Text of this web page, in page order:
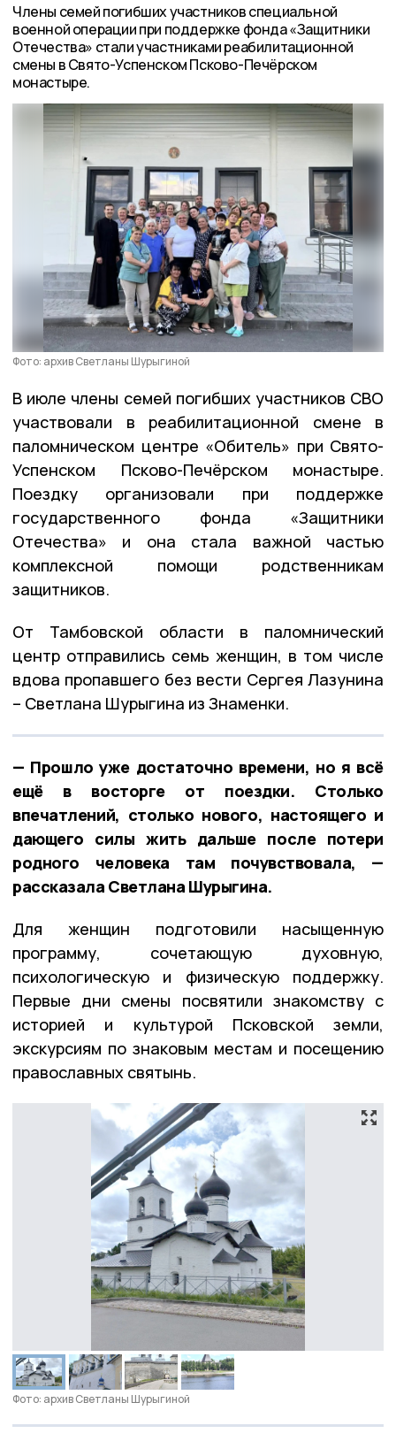
Члены семей погибших участников специальной
военной операции при поддержке фонда «Защитники
Отечества» стали участниками реабилитационной
смены в Свято-Успенском Псково-Печёрском
монастыре.
Фото: архив Светланы Шурыгиной
В июле члены семей погибших участников СВО
участвовали в реабилитационной смене в
паломническом центре «Обитель» при Свято-
Успенском Псково-Печёрском монастыре.
Поездку организовали при поддержке
государственного фонда «Защитники
Отечества» и она стала важной частью
комплексной помощи родственникам
защитников.
От Тамбовской области в паломнический
центр отправились семь женщин, в том числе
вдова пропавшего без вести Сергея Лазунина
– Светлана Шурыгина из Знаменки.
— Прошло уже достаточно времени, но я всё
ещё в восторге от поездки. Столько
впечатлений, столько нового, настоящего и
дающего силы жить дальше после потери
родного человека там почувствовала, —
рассказала Светлана Шурыгина.
Для женщин подготовили насыщенную
программу, сочетающую духовную,
психологическую и физическую поддержку.
Первые дни смены посвятили знакомству с
историей и культурой Псковской земли,
экскурсиям по знаковым местам и посещению
православных святынь.
Фото: архив Светланы Шурыгиной